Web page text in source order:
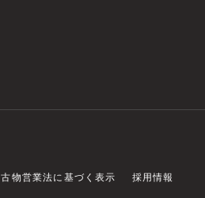
古物営業法に基づく表示 採用情報